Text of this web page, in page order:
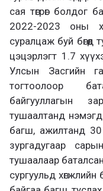
сая төгрөг болдог
2022-2023 оны
суралцаж буй
цэцэрлэгт 1.7
Улсын Засгийн
тогтоолоор
байгууллагын
тушаалтанд
багш, ажилтанд
зургадугаар
тушаалаар
сургуульд